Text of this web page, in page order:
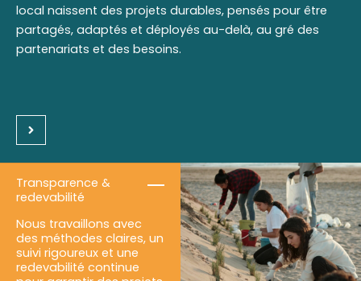
local naissent des projets durables, pensés pour être
partagés, adaptés et déployés au-delà, au gré des
partenariats et des besoins.
Transparence &
redevabilité
Nous travaillons avec
des méthodes claires, un
suivi rigoureux et une
redevabilité continue